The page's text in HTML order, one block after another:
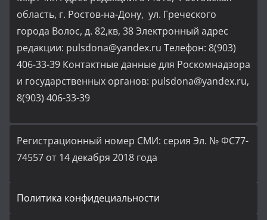
область, г. Ростов-на-Дону, ул. Греческого
города Волос, д. 82,кв, 38 Электронный адрес
редакции: pulsdona@yandex.ru Телефон: 8(903)
406-33-39 Контактные данные для Роскомнадзора
и государственных органов: pulsdona@yandex.ru,
8(903) 406-33-39
Регистрационный номер СМИ: серия Эл. № ФС77-
74557 от 14 декабря 2018 года
Политика конфидециальности